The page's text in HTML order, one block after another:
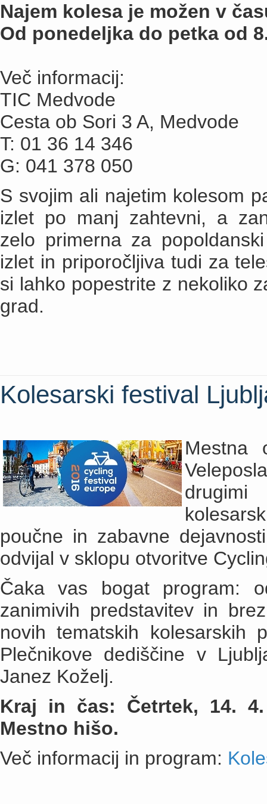
Najem kolesa je možen v
Od ponedeljka do petka od
Več informacij:
TIC Medvode
Cesta ob Sori 3 A, Medvode
T: 01 36 14 346
G: 041 378 050
S svojim ali najetim kolesom
izlet po manj zahtevni, a
zelo primerna za
izlet in priporočljiva tudi za
si lahko popestrite z nekoliko
grad.
Kolesarski festival
Mestna
drugimi
poučne in zabavne
odvijal v sklopu otvoritve
Čaka vas bogat program:
zanimivih predstavitev in
novih tematskih kolesarskih
Plečnikove dediščine v
Janez Koželj.
Kraj in čas: Četrtek, 14.
Mestno hišo.
Več informacij in program: